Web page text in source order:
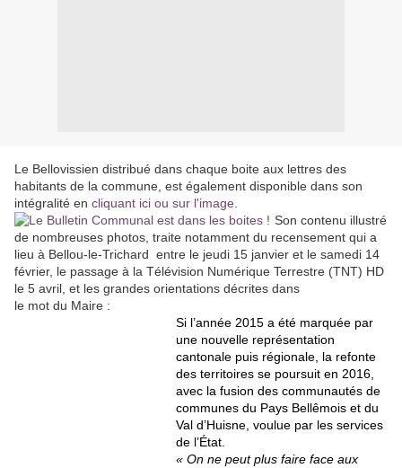
Le Bellovissien distribué dans chaque boite aux lettres des
habitants de la commune, est également disponible dans son
intégralité en cliquant ici ou sur l'image
Son contenu illustré
de nombreuses photos, traite notamment du recensement qui a
lieu à Bellou-le-Trichard entre le jeudi 15 janvier et le samedi 14
février, le passage à la Télévision Numérique Terrestre (TNT) HD
le 5 avril, et les grandes orientations décrites dans
le mot du Maire :
Si l’année 2015 a été marquée par
une nouvelle représentation
cantonale puis régionale, la refonte
des territoires se poursuit en 2016,
avec la fusion des communautés de
communes du Pays Bellêmois et du
Val d’Huisne, voulue par les services
de l’État.
« On ne peut plus faire face aux